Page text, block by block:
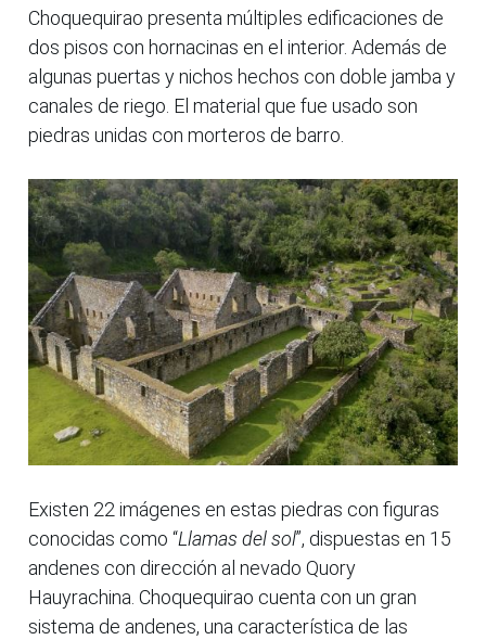
Choquequirao presenta múltiples edificaciones de
dos pisos con hornacinas en el interior. Además de
algunas puertas y nichos hechos con doble jamba y
canales de riego. El material que fue usado son
piedras unidas con morteros de barro.
Existen 22 imágenes en estas piedras con figuras
conocidas como “Llamas del sol”, dispuestas en 15
andenes con dirección al nevado Quory
Hauyrachina. Choquequirao cuenta con un gran
sistema de andenes, una característica de las